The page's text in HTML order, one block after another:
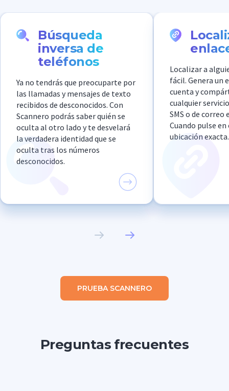
Búsqueda
inversa de
teléfonos
Ya no tendrás que preocuparte por
las llamadas y mensajes de texto
recibidos de desconocidos. Con
Scannero podrás saber quién se
oculta al otro lado y te desvelará
la verdadera identidad que se
oculta tras los números
desconocidos.
Localizar a
fácil. Genera un
cuenta y
cualquier
SMS o de
Cuando pulse
ubicación exacta.
PRUEBA SCANNERO
Preguntas frecuentes